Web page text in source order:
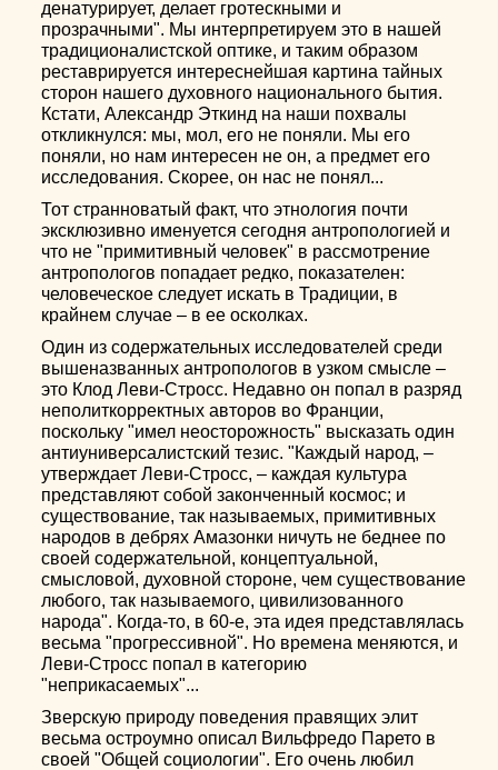
денатурирует, делает гротескными и
прозрачными". Мы интерпретируем это в нашей
традиционалистской оптике, и таким образом
реставрируется интереснейшая картина тайных
сторон нашего духовного национального бытия.
Кстати, Александр Эткинд на наши похвалы
откликнулся: мы, мол, его не поняли. Мы его
поняли, но нам интересен не он, а предмет его
исследования. Скорее, он нас не понял...
Тот странноватый факт, что этнология почти
эксклюзивно именуется сегодня антропологией и
что не "примитивный человек" в рассмотрение
антропологов попадает редко, показателен:
человеческое следует искать в Традиции, в
крайнем случае – в ее осколках.
Один из содержательных исследователей среди
вышеназванных антропологов в узком смысле –
это Клод Леви-Стросс. Недавно он попал в разряд
неполиткорректных авторов во Франции,
поскольку "имел неосторожность" высказать один
антиуниверсалистский тезис. "Каждый народ, –
утверждает Леви-Стросс, – каждая культура
представляют собой законченный космос; и
существование, так называемых, примитивных
народов в дебрях Амазонки ничуть не беднее по
своей содержательной, концептуальной,
смысловой, духовной стороне, чем существование
любого, так называемого, цивилизованного
народа". Когда-то, в 60-е, эта идея представлялась
весьма "прогрессивной". Но времена меняются, и
Леви-Стросс попал в категорию
"неприкасаемых"...
Зверскую природу поведения правящих элит
весьма остроумно описал Вильфредо Парето в
своей "Общей социологии". Его очень любил